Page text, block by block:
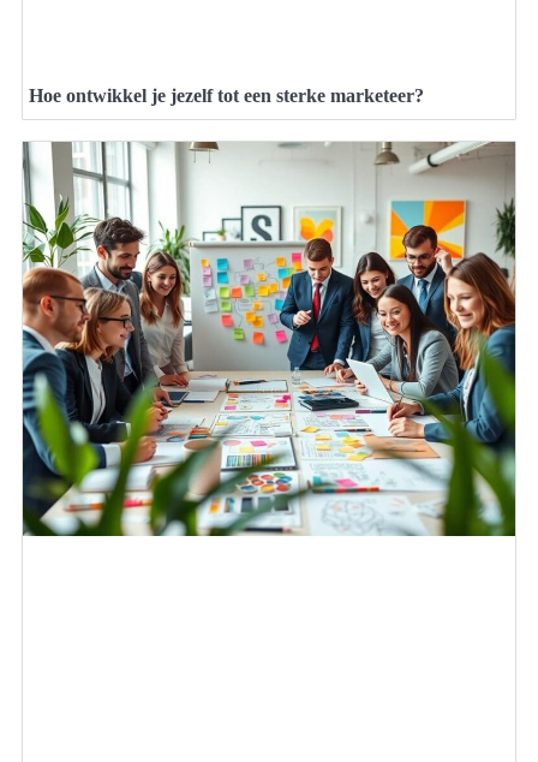
Hoe ontwikkel je jezelf tot een sterke marketeer?